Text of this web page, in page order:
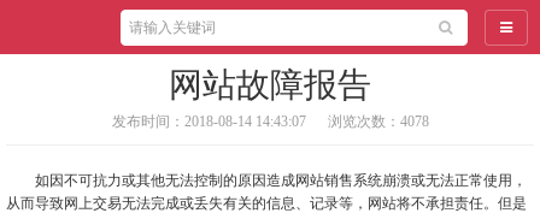
导航
网站故障报告
发布时间：2018-08-14 14:43:07 浏览次数：4078
如因不可抗力或其他无法控制的原因造成网站销售系统崩溃或无法正常使用，
从而导致网上交易无法完成或丢失有关的信息、记录等，网站将不承担责任。但是